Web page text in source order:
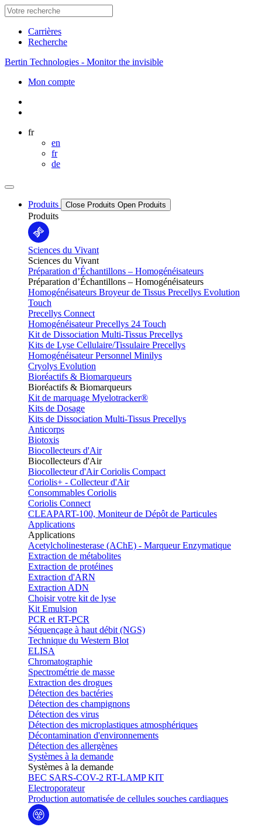
Carrières
Recherche
Bertin Technologies - Monitor the invisible
Mon compte
fr
en
fr
de
Produits Close Produits Open Produits
Produits
Sciences du Vivant
Sciences du Vivant
Préparation d’Échantillons – Homogénéisateurs
Préparation d’Échantillons – Homogénéisateurs
Homogénéisateurs Broyeur de Tissus Precellys Evolution
Touch
Precellys Connect
Homogénéisateur Precellys 24 Touch
Kit de Dissociation Multi-Tissus Precellys
Kits de Lyse Cellulaire/Tissulaire Precellys
Homogénéisateur Personnel Minilys
Cryolys Evolution
Bioréactifs & Biomarqueurs
Bioréactifs & Biomarqueurs
Kit de marquage Myelotracker®
Kits de Dosage
Kits de Dissociation Multi-Tissus Precellys
Anticorps
Biotoxis
Biocollecteurs d'Air
Biocollecteurs d'Air
Biocollecteur d'Air Coriolis Compact
Coriolis+ - Collecteur d'Air
Consommables Coriolis
Coriolis Connect
CLEAPART-100, Moniteur de Dépôt de Particules
Applications
Applications
Acetylcholinesterase (AChE) - Marqueur Enzymatique
Extraction de métabolites
Extraction de protéines
Extraction d'ARN
Extraction ADN
Choisir votre kit de lyse
Kit Emulsion
PCR et RT-PCR
Séquençage à haut débit (NGS)
Technique du Western Blot
ELISA
Chromatographie
Spectrométrie de masse
Extraction des drogues
Détection des bactéries
Détection des champignons
Détection des virus
Détection des microplastiques atmosphériques
Décontamination d'environnements
Détection des allergènes
Systèmes à la demande
Systèmes à la demande
BEC SARS-COV-2 RT-LAMP KIT
Electroporateur
Production automatisée de cellules souches cardiaques